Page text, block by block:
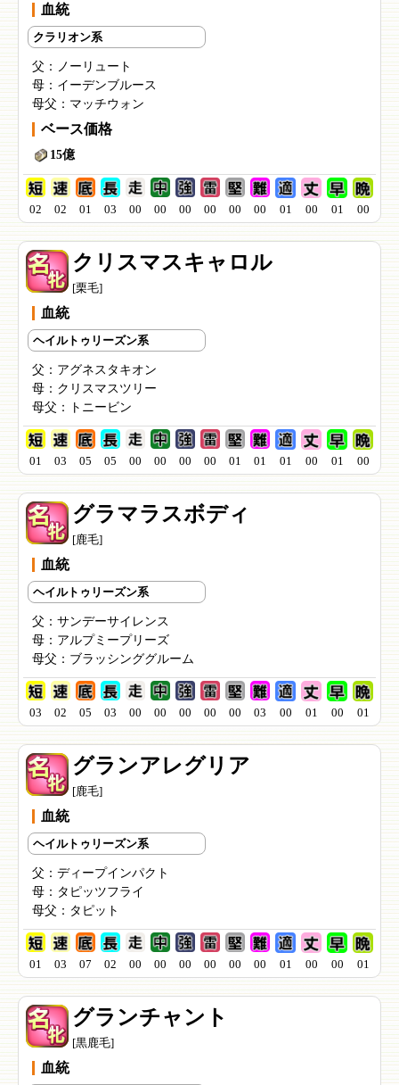
血統
クラリオン系
父：
ノーリュート
母： イーデンブルース
母父： マッチウォン
ベース価格
15億
02 02 01 03 00 00 00 00 00 00 01 00 01 00
クリスマスキャロル
[栗毛]
血統
ヘイルトゥリーズン系
父： アグネスタキオン
母： クリスマスツリー
母父：
トニービン
01 03 05 05 00 00 00 00 01 01 01 00 01 00
グラマラスボディ
[鹿毛]
血統
ヘイルトゥリーズン系
父： サンデーサイレンス
母： アルプミープリーズ
母父： ブラッシンググルーム
03 02 05 03 00 00 00 00 00 03 00 01 00 01
グランアレグリア
[鹿毛]
血統
ヘイルトゥリーズン系
父： ディープインパクト
母： タピッツフライ
母父： タピット
01 03 07 02 00 00 00 00 00 00 01 00 00 01
グランチャント
[黒鹿毛]
血統